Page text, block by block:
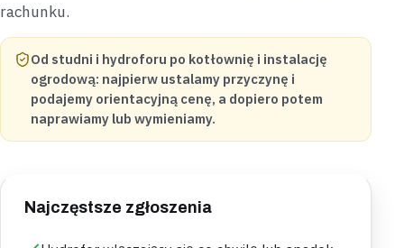
rachunku.
Od studni i hydroforu po kotłownię i instalację
ogrodową: najpierw ustalamy przyczynę i
podajemy orientacyjną cenę, a dopiero potem
naprawiamy lub wymieniamy.
Najczęstsze zgłoszenia